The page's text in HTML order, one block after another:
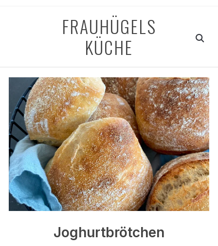
FRAUHÜGELS
KÜCHE
Joghurtbrötchen